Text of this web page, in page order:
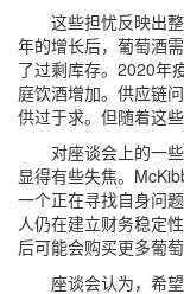
这些担忧反映出整
年的增长后，葡萄酒
了过剩库存。2020年
庭饮酒增加。供应链
供过于求。但随着这
对座谈会上的一些
显得有些失焦。
一个正在寻找自身问
人仍在建立财务稳定
后可能会购买更多葡萄
座谈会认为，希望